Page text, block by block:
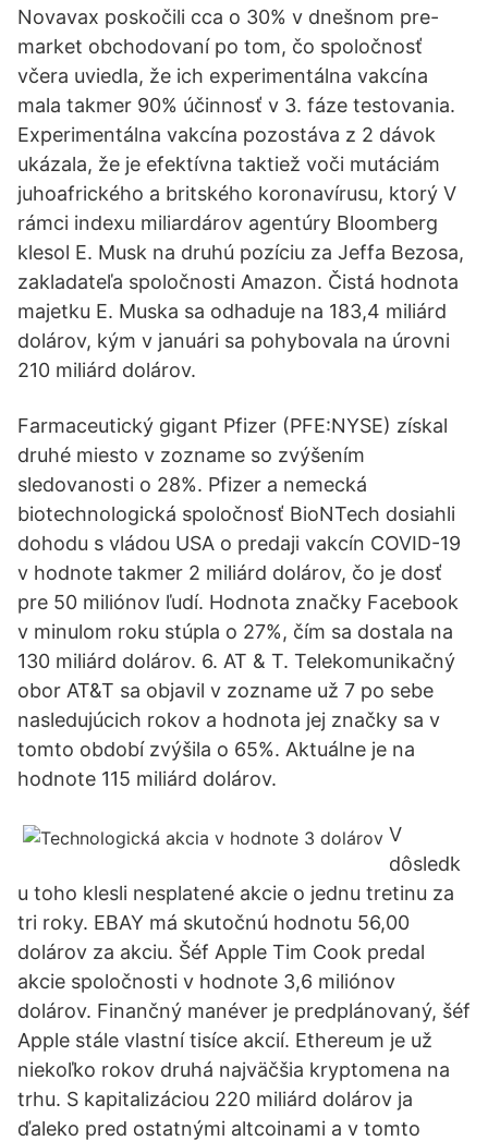
Novavax poskočili cca o 30% v dnešnom pre-
market obchodovaní po tom, čo spoločnosť
včera uviedla, že ich experimentálna vakcína
mala takmer 90% účinnosť v 3. fáze testovania.
Experimentálna vakcína pozostáva z 2 dávok
ukázala, že je efektívna taktiež voči mutáciám
juhoafrického a britského koronavírusu, ktorý V
rámci indexu miliardárov agentúry Bloomberg
klesol E. Musk na druhú pozíciu za Jeffa Bezosa,
zakladateľa spoločnosti Amazon. Čistá hodnota
majetku E. Muska sa odhaduje na 183,4 miliárd
dolárov, kým v januári sa pohybovala na úrovni
210 miliárd dolárov.
Farmaceutický gigant Pfizer (PFE:NYSE) získal
druhé miesto v zozname so zvýšením
sledovanosti o 28%. Pfizer a nemecká
biotechnologická spoločnosť BioNTech dosiahli
dohodu s vládou USA o predaji vakcín COVID-19
v hodnote takmer 2 miliárd dolárov, čo je dosť
pre 50 miliónov ľudí. Hodnota značky Facebook
v minulom roku stúpla o 27%, čím sa dostala na
130 miliárd dolárov. 6. AT & T. Telekomunikačný
obor AT&T sa objavil v zozname už 7 po sebe
nasledujúcich rokov a hodnota jej značky sa v
tomto období zvýšila o 65%. Aktuálne je na
hodnote 115 miliárd dolárov.
V
dôsledk
u toho klesli nesplatené akcie o jednu tretinu za
tri roky. EBAY má skutočnú hodnotu 56,00
dolárov za akciu. Šéf Apple Tim Cook predal
akcie spoločnosti v hodnote 3,6 miliónov
dolárov. Finančný manéver je predplánovaný, šéf
Apple stále vlastní tisíce akcií. Ethereum je už
niekoľko rokov druhá najväčšia kryptomena na
trhu. S kapitalizáciou 220 miliárd dolárov ja
ďaleko pred ostatnými altcoinami a v tomto